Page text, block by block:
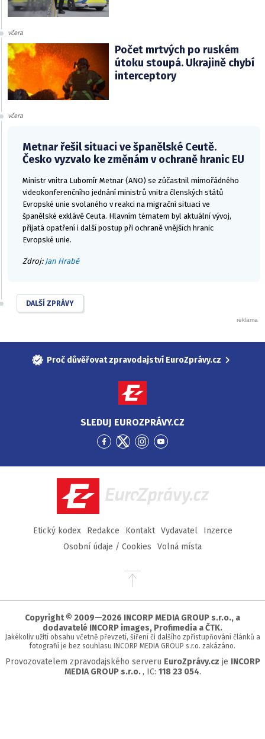
včera
Počet mrtvých po ruském
útoku stoupá. Ukrajině chybí
interceptory
včera
Metnar řešil situaci ve španělské Ceutě.
Česko vyzvalo ke změnám v ochraně hranic EU
Ministr vnitra Lubomír Metnar (ANO) se zúčastnil mimořádného
videokonferenčního jednání ministrů vnitra členských států
Evropské unie svolaného v reakci na migrační situaci ve
španělské exklávě Ceuta. Hlavním tématem byl aktuální vývoj,
přijatá opatření i další postup při ochraně vnějších hranic
Evropské unie.
Zdroj: Jan Hrabě
DALŠÍ ZPRÁVY
Proč důvěřovat zpravodajství EuroZprávy.cz
SLEDUJ EUROZPRÁVY.CZ
Přejít
Facebook
Přejít
Twitter
Přejít
Instagram
Přejít
YouTube
EuroZprávy.cz
Etický kodex Redakce Kontakt Vydavatel
Inzerce
Osobní údaje / Cookies
Volná místa
Přejít
stránky
Copyright © 2009—2026 INCORP MEDIA GROUP s.r.o., a
dodavatelé INCORP images, Profimedia a ČTK.
Jakékoliv užití obsahu včetně převzetí, šíření či dalšího zpřístupňování článků a
fotografií je bez souhlasu INCORP MEDIA GROUP s.r.o. zakázáno.
Provozovatelem zpravodajského serveru EuroZprávy.cz je INCORP
MEDIA GROUP s.r.o. , IC: 118 23 054.